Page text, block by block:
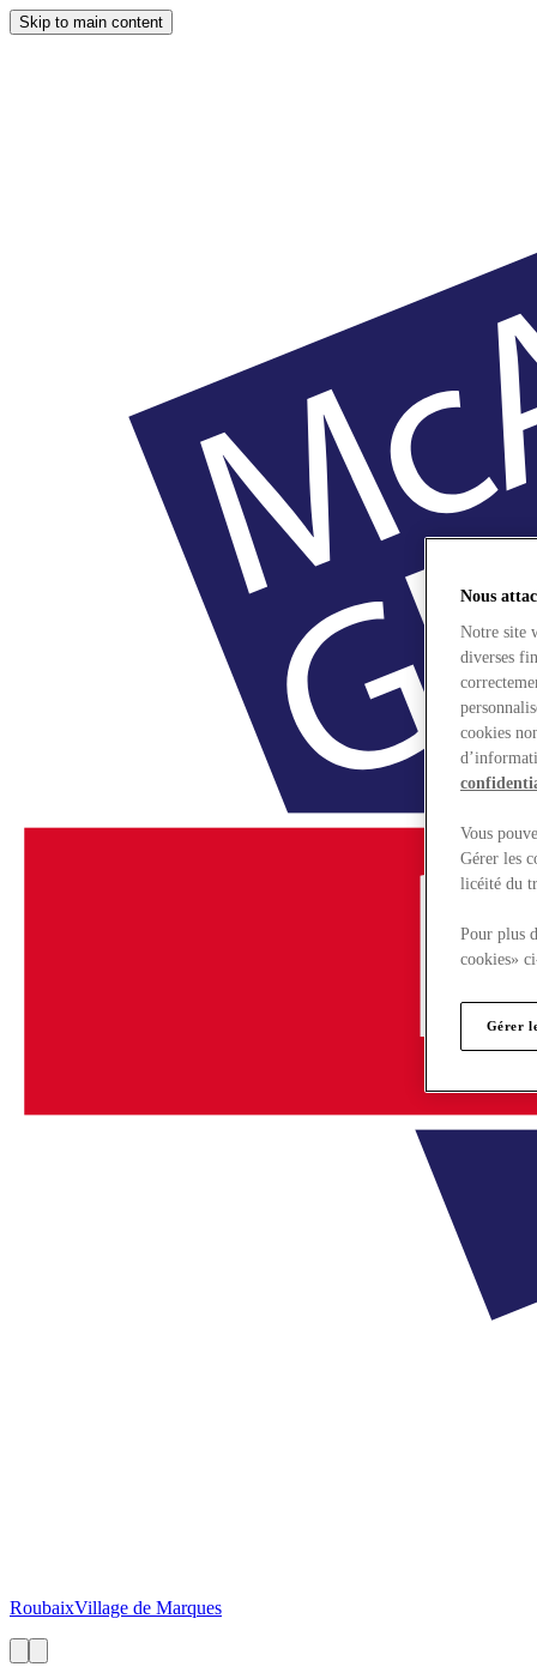
Skip to main content
RoubaixVillage de Marques
Nous
Notre site
diverses
cookies
Vous
Gérer les
licéité du
Pour plus
cookies»
Gérer